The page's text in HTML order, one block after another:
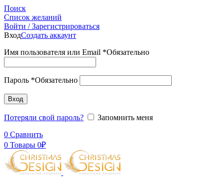
Поиск
Список желаний
Войти / Зарегистрироваться
ВходСоздать аккаунт
Имя пользователя или Email *Обязательно
Пароль *Обязательно
Вход
Потеряли свой пароль?
Запомнить меня
0 Сравнить
0 Товары 0₽